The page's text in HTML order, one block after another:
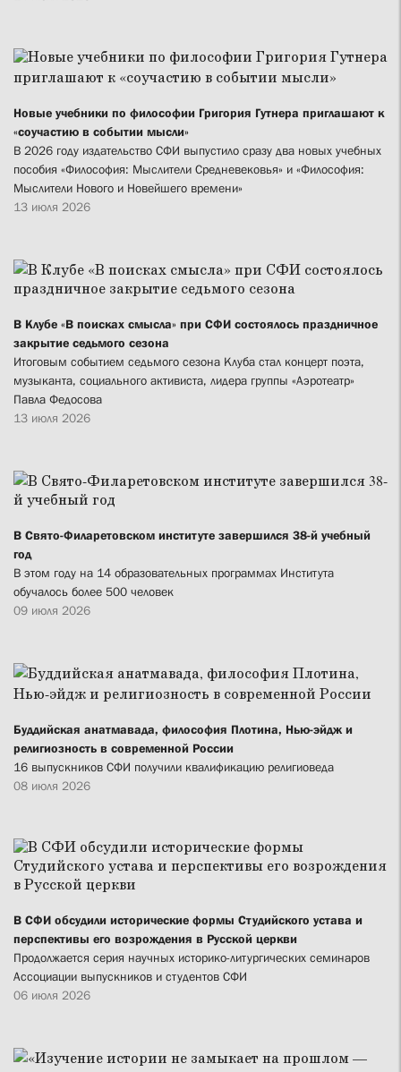
Новые учебники по философии Григория Гутнера приглашают к
«соучастию в событии мысли»
В 2026 году издательство СФИ выпустило сразу два новых учебных
пособия «Философия: Мыслители Средневековья» и «Философия:
Мыслители Нового и Новейшего времени»
13 июля 2026
В Клубе «В поисках смысла» при СФИ состоялось праздничное
закрытие седьмого сезона
Итоговым событием седьмого сезона Клуба стал концерт поэта,
музыканта, социального активиста, лидера группы «Аэротеатр»
Павла Федосова
13 июля 2026
В Свято-Филаретовском институте завершился 38-й учебный
год
В этом году на 14 образовательных программах Института
обучалось более 500 человек
09 июля 2026
Буддийская анатмавада, философия Плотина, Нью-эйдж и
религиозность в современной России
16 выпускников СФИ получили квалификацию религиоведа
08 июля 2026
В СФИ обсудили исторические формы Студийского устава и
перспективы его возрождения в Русской церкви
Продолжается серия научных историко-литургических семинаров
Ассоциации выпускников и студентов СФИ
06 июля 2026